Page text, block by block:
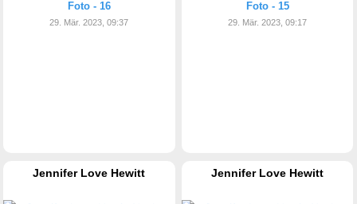
Foto - 16
29. Mär. 2023, 09:37
Foto - 15
29. Mär. 2023, 09:17
Jennifer Love Hewitt Jennifer Love Hewitt